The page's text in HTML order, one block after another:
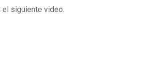
el siguiente video.